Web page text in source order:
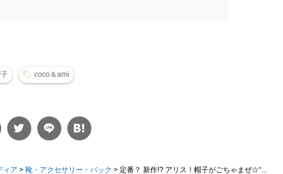
coco＆ami
ィア > 靴・アクセサリー・バック > 定番？ 新作!? アリス！帽子がごちゃまぜ☆“...